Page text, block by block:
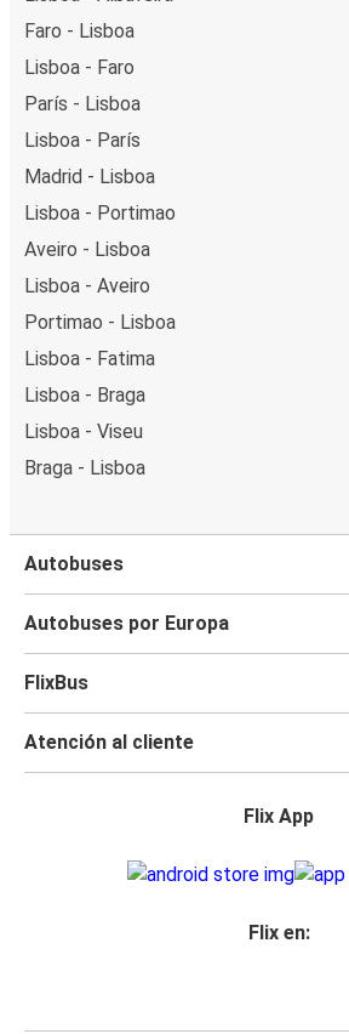
Faro - Lisboa
Lisboa - Faro
París - Lisboa
Lisboa - París
Madrid - Lisboa
Lisboa - Portimao
Aveiro - Lisboa
Lisboa - Aveiro
Portimao - Lisboa
Lisboa - Fatima
Lisboa - Braga
Lisboa - Viseu
Braga - Lisboa
Autobuses
Autobuses por Europa
FlixBus
Atención al cliente
Flix App
Flix en: